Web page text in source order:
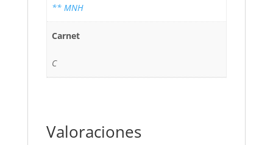
** MNH
Carnet
C
Valoraciones